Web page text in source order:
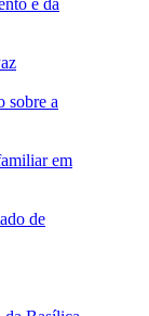
e da
sobre a
em
de